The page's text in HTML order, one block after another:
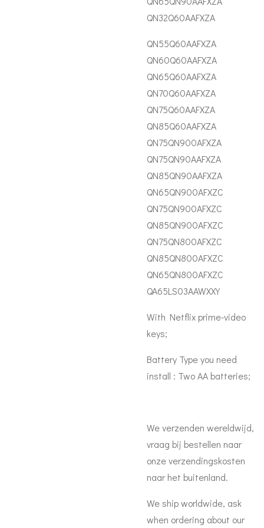
QN32Q60AAFXZA
QN55Q60AAFXZA
QN60Q60AAFXZA
QN65Q60AAFXZA
QN70Q60AAFXZA
QN75Q60AAFXZA
QN85Q60AAFXZA
QN75QN900AFXZA
QN75QN90AAFXZA
QN85QN90AAFXZA
QN65QN900AFXZC
QN75QN900AFXZC
QN85QN900AFXZC
QN75QN800AFXZC
QN85QN800AFXZC
QN65QN800AFXZC
QA65LS03AAWXXY
With Netflix prime-video
keys;
Battery Type you need
install : Two AA batteries;
We verzenden wereldwijd,
vraag bij bestellen naar
onze verzendingskosten
naar het buitenland.
We ship worldwide, ask
when ordering about our